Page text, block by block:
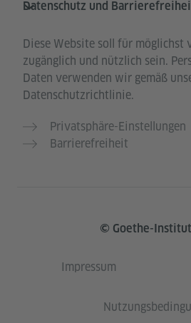
Datenschutz und
Diese Website soll für möglichst
zugänglich und nützlich sein.
Daten verwenden wir gemäß
Datenschutzrichtlinie.
Privatsphäre-Einstellungen
Barrierefreiheit
© Goethe-
Impressum